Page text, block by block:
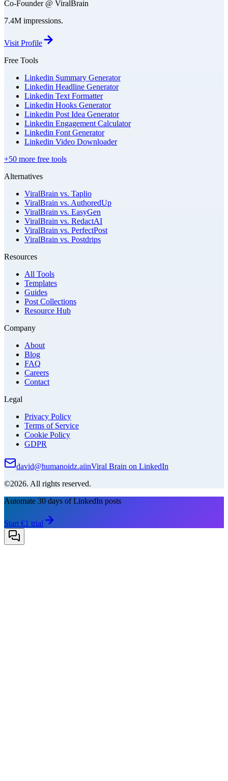
Co-Founder @ ViralBrain
7.4M impressions.
Visit Profile
Free Tools
Linkedin Summary Generator
Linkedin Headline Generator
Linkedin Text Formatter
Linkedin Hooks Generator
Linkedin Post Idea Generator
Linkedin Engagement Calculator
Linkedin Font Generator
Linkedin Video Downloader
+50 more free tools
Alternatives
ViralBrain vs. Taplio
ViralBrain vs. AuthoredUp
ViralBrain vs. EasyGen
ViralBrain vs. RedactAI
ViralBrain vs. PerfectPost
ViralBrain vs. Postdrips
Resources
All Tools
Templates
Guides
Post Collections
Resource Hub
Company
About
Blog
FAQ
Careers
Contact
Legal
Privacy Policy
Terms of Service
Cookie Policy
GDPR
david@humanoidz.aiinViral Brain on LinkedIn
©2026. All rights reserved.
Automate 30 days of LinkedIn posts
Start €1 trial